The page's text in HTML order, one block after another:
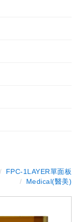
FPC-1LAYER單面板
Medical(醫美)